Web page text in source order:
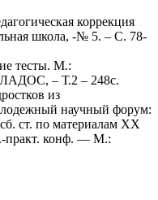
коррекция
школа, -№ 5. – С. 78-
тесты. М.:
– Т.2 – 248с.
из
научный форум:
ст. по материалам XX
практ. конф. — М.: